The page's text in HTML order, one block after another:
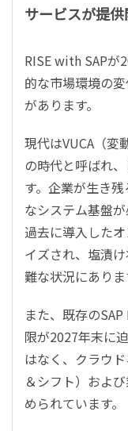
サービスが提
RISE with SAPが
的な市場環境の
があります。
現代はVUCA（変
の時代と呼ばれ
す。企業が生き
なシステム基盤
過去に導入した
イズされ、塩漬
難な状況にありま
また、既存のSAP
限が2027年末に
はなく、クラウ
＆シフト）およ
められています。